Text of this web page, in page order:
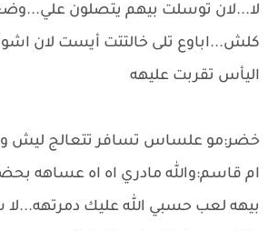
لا...لان توسلت بيهم يتصلون
كلش...اباوع تلى خالتتت أيست لان
اليأس تقربت عليهه
خضر:مو علساس تسافر تتعالج ليش
ام قاسم:والله مادري اه اه عساهه
بيهه لعب حسبي الله عليك